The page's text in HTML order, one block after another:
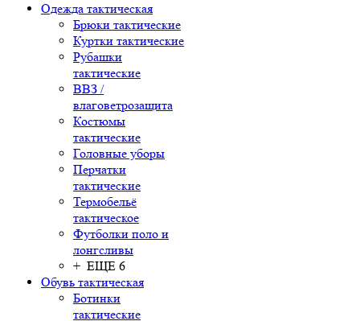
Одежда тактическая
Брюки тактические
Куртки тактические
Рубашки
тактические
ВВЗ /
влаговетрозащита
Костюмы
тактические
Головные уборы
Перчатки
тактические
Термобельё
тактическое
Футболки поло и
лонгсливы
+ ЕЩЕ 6
Обувь тактическая
Ботинки
тактические